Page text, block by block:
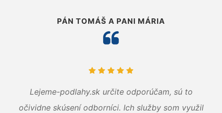
PÁN TOMÁŠ A PANI MÁRIA
Lejeme-podlahy.sk určite odporúčam, sú to
očividne skúsení odborníci. Ich služby som využil